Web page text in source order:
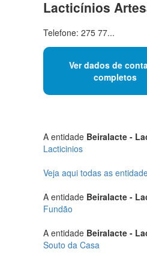
Lacticínios
Telefone: 275 77...
Ver dados de
completos
A entidade Beiralacte -
Lacticinios
Veja aqui todas as
A entidade Beiralacte -
Fundão
A entidade Beiralacte -
Souto da Casa